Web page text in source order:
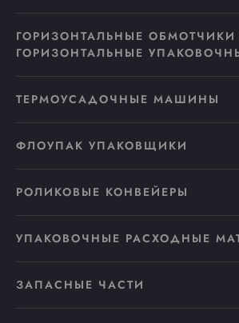
ГОРИЗОНТАЛЬНЫЕ ОБМОТЧИКИ
ГОРИЗОНТАЛЬНЫЕ
ТЕРМОУСАДОЧНЫЕ МАШИНЫ
ФЛОУПАК УПАКОВЩИКИ
РОЛИКОВЫЕ КОНВЕЙЕРЫ
УПАКОВОЧНЫЕ РАСХОДНЫЕ
ЗАПАСНЫЕ ЧАСТИ